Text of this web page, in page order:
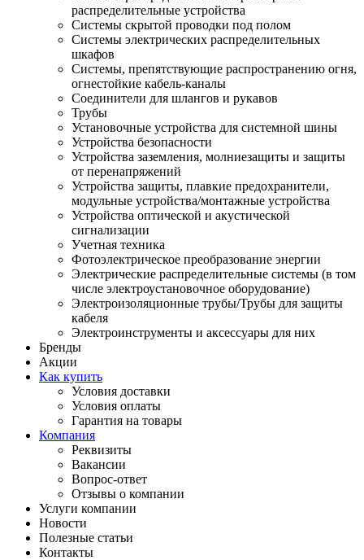
распределительные устройства
Системы скрытой проводки под полом
Системы электрических распределительных
шкафов
Системы, препятствующие распространению огня,
огнестойкие кабель-каналы
Соединители для шлангов и рукавов
Трубы
Установочные устройства для системной шины
Устройства безопасности
Устройства заземления, молниезащиты и защиты
от перенапряжений
Устройства защиты, плавкие предохранители,
модульные устройства/монтажные устройства
Устройства оптической и акустической
сигнализации
Учетная техника
Фотоэлектрическое преобразование энергии
Электрические распределительные системы (в том
числе электроустановочное оборудование)
Электроизоляционные трубы/Трубы для защиты
кабеля
Электроинструменты и аксессуары для них
Бренды
Акции
Как купить
Условия доставки
Условия оплаты
Гарантия на товары
Компания
Реквизиты
Вакансии
Вопрос-ответ
Отзывы о компании
Услуги компании
Новости
Полезные статьи
Контакты